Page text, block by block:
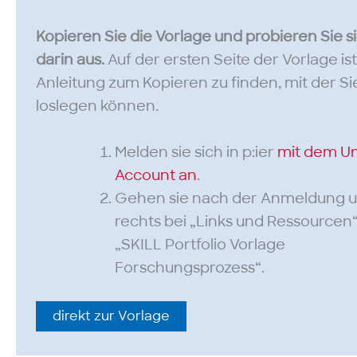
Kopieren Sie die Vorlage und probieren Sie
darin aus. Auf der ersten Seite der Vorlage
Anleitung zum Kopieren zu finden, mit der
loslegen können.
Melden sie sich in p:ier mit dem
Account an.
Gehen sie nach der Anmeldung
rechts bei „Links und
„SKILL Portfolio Vorlage
Forschungsprozess“.
direkt zur Vorlage